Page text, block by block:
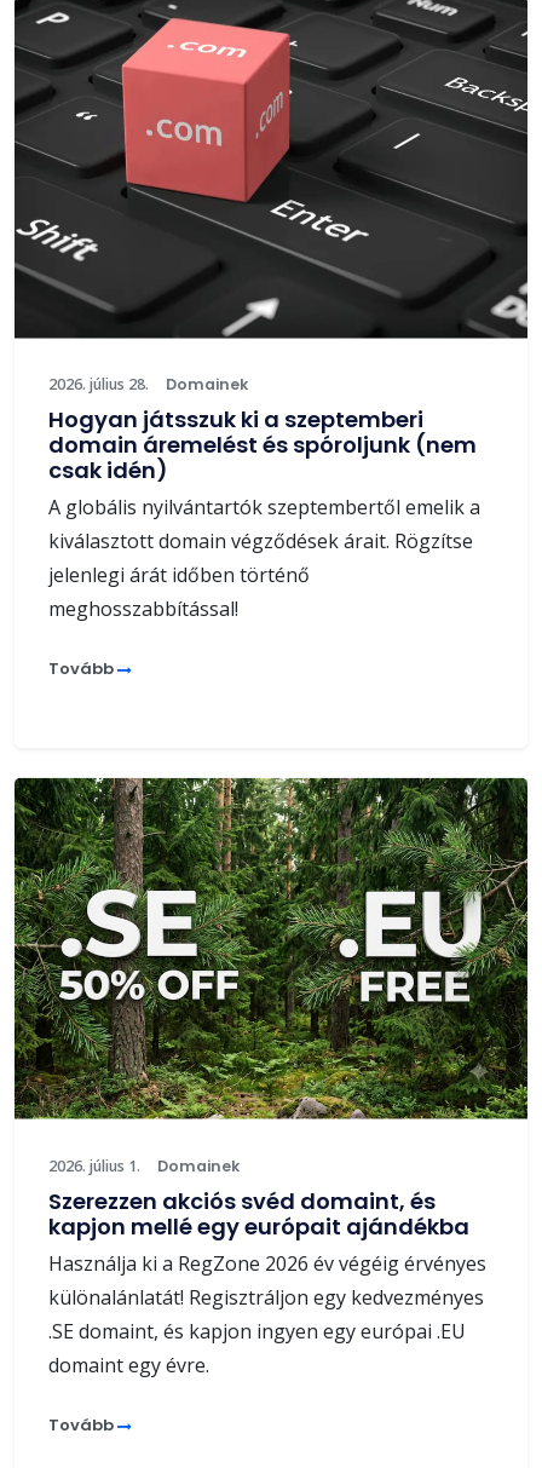
2026. július 28. Domainek
Hogyan játsszuk ki a szeptemberi
domain áremelést és spóroljunk (nem
csak idén)
A globális nyilvántartók szeptembertől emelik a
kiválasztott domain végződések árait. Rögzítse
jelenlegi árát időben történő
meghosszabbítással!
Tovább
2026. július 1. Domainek
Szerezzen akciós svéd domaint, és
kapjon mellé egy európait ajándékba
Használja ki a RegZone 2026 év végéig érvényes
különalánlatát! Regisztráljon egy kedvezményes
.SE domaint, és kapjon ingyen egy európai .EU
domaint egy évre.
Tovább